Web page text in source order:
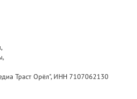
Траст Орёл", ИНН 7107062130